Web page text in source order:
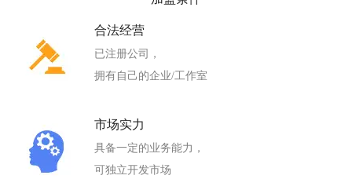
合法经营
已注册公司，
拥有自己的企业/工作室
市场实力
具备一定的业务能力，
可独立开发市场